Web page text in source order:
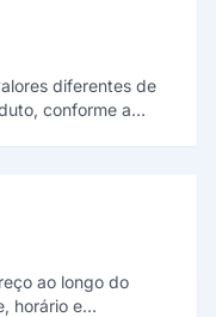
diferentes de
conforme a
ao longo do
horário e